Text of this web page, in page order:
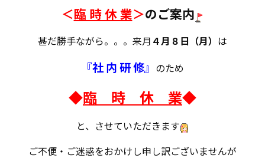
＜臨 時 休 業＞のご案内
甚だ勝手ながら。。。来月 ４月８日（月） は
『社 内 研 修』 のため
◆臨 時 休 業◆
と、させていただきます
ご不便・ご迷惑をおかけし申し訳ございませんが